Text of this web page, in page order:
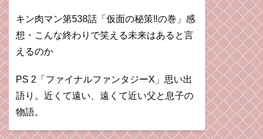
キン肉マン第538話「仮面の秘策‼︎の巻」感
想・こんな終わりで笑える未来はあると言
えるのか
PS 2「ファイナルファンタジーX」思い出
語り。近くて遠い、遠くて近い父と息子の
物語。